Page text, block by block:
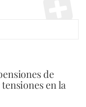
de
en la